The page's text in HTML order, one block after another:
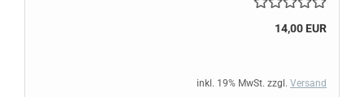
14,00 EUR
inkl. 19% MwSt. zzgl. Versand